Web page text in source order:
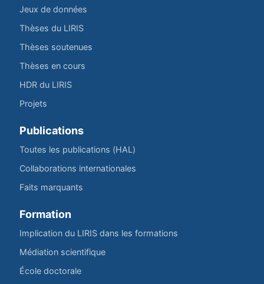
Jeux de données
Thèses du LIRIS
Thèses soutenues
Thèses en cours
HDR du LIRIS
Projets
Publications
Toutes les publications (HAL)
Collaborations internationales
Faits marquants
Formation
Implication du LIRIS dans les formations
Médiation scientifique
École doctorale